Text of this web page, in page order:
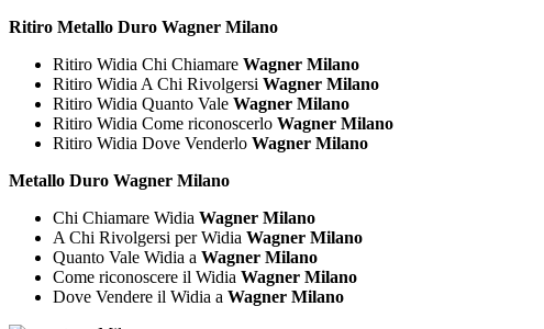
Ritiro Metallo Duro Wagner Milano
Ritiro Widia Chi Chiamare Wagner Milano
Ritiro Widia A Chi Rivolgersi Wagner Milano
Ritiro Widia Quanto Vale Wagner Milano
Ritiro Widia Come riconoscerlo Wagner Milano
Ritiro Widia Dove Venderlo Wagner Milano
Metallo Duro Wagner Milano
Chi Chiamare Widia Wagner Milano
A Chi Rivolgersi per Widia Wagner Milano
Quanto Vale Widia a Wagner Milano
Come riconoscere il Widia Wagner Milano
Dove Vendere il Widia a Wagner Milano